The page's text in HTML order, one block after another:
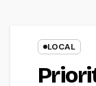
LOCAL